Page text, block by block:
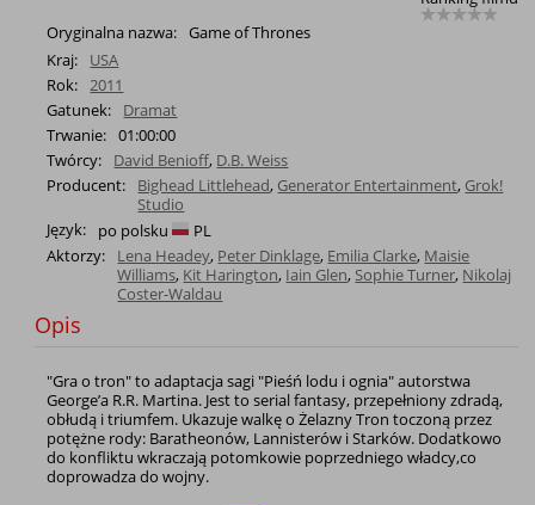
Oryginalna nazwa: Game of Thrones
Kraj:
USA
Rok: 2011
Gatunek:
Dramat
Trwanie: 01:00:00
Twórcy:
David Benioff, D.B. Weiss
Producent:
Bighead Littlehead, Generator Entertainment, Grok!
Studio
Język:
po polsku
PL
Aktorzy:
Lena Headey, Peter Dinklage, Emilia Clarke, Maisie
Williams, Kit Harington, Iain Glen, Sophie Turner, Nikolaj
Coster-Waldau
Opis
"Gra o tron" to adaptacja sagi "Pieśń lodu i ognia" autorstwa
George’a R.R. Martina. Jest to serial fantasy, przepełniony zdradą,
obłudą i triumfem. Ukazuje walkę o Żelazny Tron toczoną przez
potężne rody: Baratheonów, Lannisterów i Starków. Dodatkowo
do konfliktu wkraczają potomkowie poprzedniego władcy,co
doprowadza do wojny.